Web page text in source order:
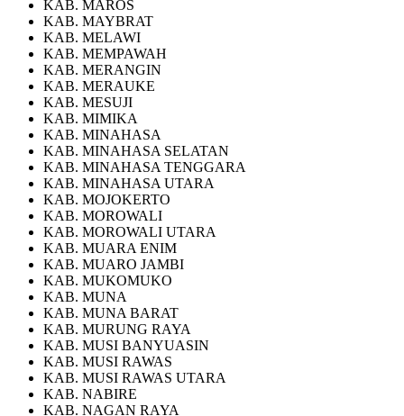
KAB. MAROS
KAB. MAYBRAT
KAB. MELAWI
KAB. MEMPAWAH
KAB. MERANGIN
KAB. MERAUKE
KAB. MESUJI
KAB. MIMIKA
KAB. MINAHASA
KAB. MINAHASA SELATAN
KAB. MINAHASA TENGGARA
KAB. MINAHASA UTARA
KAB. MOJOKERTO
KAB. MOROWALI
KAB. MOROWALI UTARA
KAB. MUARA ENIM
KAB. MUARO JAMBI
KAB. MUKOMUKO
KAB. MUNA
KAB. MUNA BARAT
KAB. MURUNG RAYA
KAB. MUSI BANYUASIN
KAB. MUSI RAWAS
KAB. MUSI RAWAS UTARA
KAB. NABIRE
KAB. NAGAN RAYA